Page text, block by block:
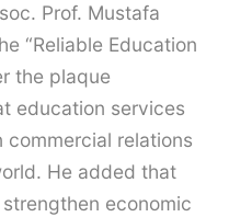
Prof. Mustafa
“Reliable Education
the plaque
education services
commercial relations
He added that
economic